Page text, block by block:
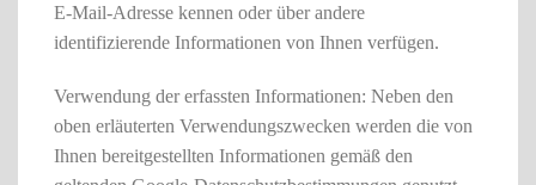
E-Mail-Adresse kennen oder über andere
identifizierende Informationen von Ihnen verfügen.
Verwendung der erfassten Informationen: Neben den
oben erläuterten Verwendungszwecken werden die von
Ihnen bereitgestellten Informationen gemäß den